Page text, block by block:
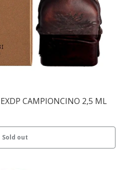
CAMPIONCINO 2,5 ML
Sold out